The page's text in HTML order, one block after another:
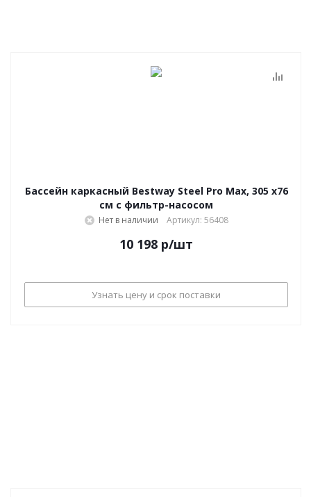
Бассейн каркасный Bestway Steel Pro Max, 305 х76
см с фильтр-насосом
Нет в наличии Артикул: 56408
10 198 р/шт
Узнать цену и срок поставки